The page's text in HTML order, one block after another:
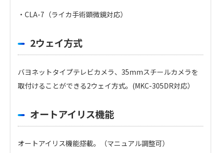
・CLA-7（ライカ手術顕微鏡対応）
2ウェイ方式
バヨネットタイプテレビカメラ、35mmスチールカメラを
取付けることができる2ウェイ方式。(MKC-305DR対応）
オートアイリス機能
オートアイリス機能搭載。（マニュアル調整可）